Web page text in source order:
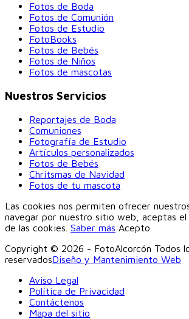
Fotos de Boda
Fotos de Comunión
Fotos de Estudio
FotoBooks
Fotos de Bebés
Fotos de Niños
Fotos de mascotas
Nuestros Servicios
Reportajes de Boda
Comuniones
Fotografía de Estudio
Artículos personalizados
Fotos de Bebés
Chritsmas de Navidad
Fotos de tu mascota
Las cookies nos permiten ofrecer
navegar por nuestro sitio web, aceptas el
de las cookies. Saber más Acepto
Copyright © 2026 - FotoAlcorcón Todos
reservadosDiseño y Mantenimiento Web
Aviso Legal
Política de Privacidad
Contáctenos
Mapa del sitio